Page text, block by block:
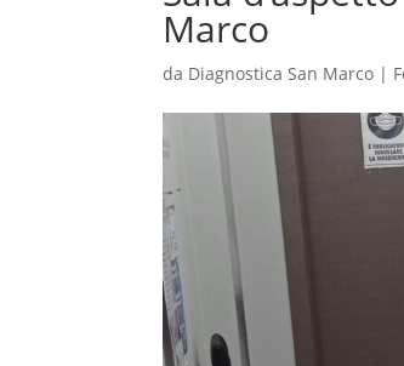
Marco
da Diagnostica San Marco |